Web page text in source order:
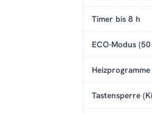
Timer bis 8 h
ECO-Modus (50
Heizprogramme
Tastensperre